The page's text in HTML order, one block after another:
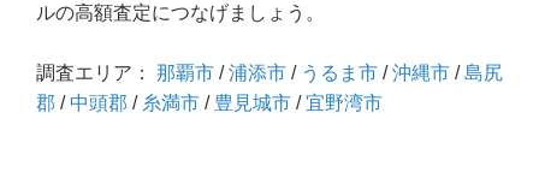
ルの高額査定につなげましょう。
調査エリア： 那覇市 /浦添市 / うるま市 /沖縄市 /島尻
郡 /中頭郡 / 糸満市 / 豊見城市 /宜野湾市